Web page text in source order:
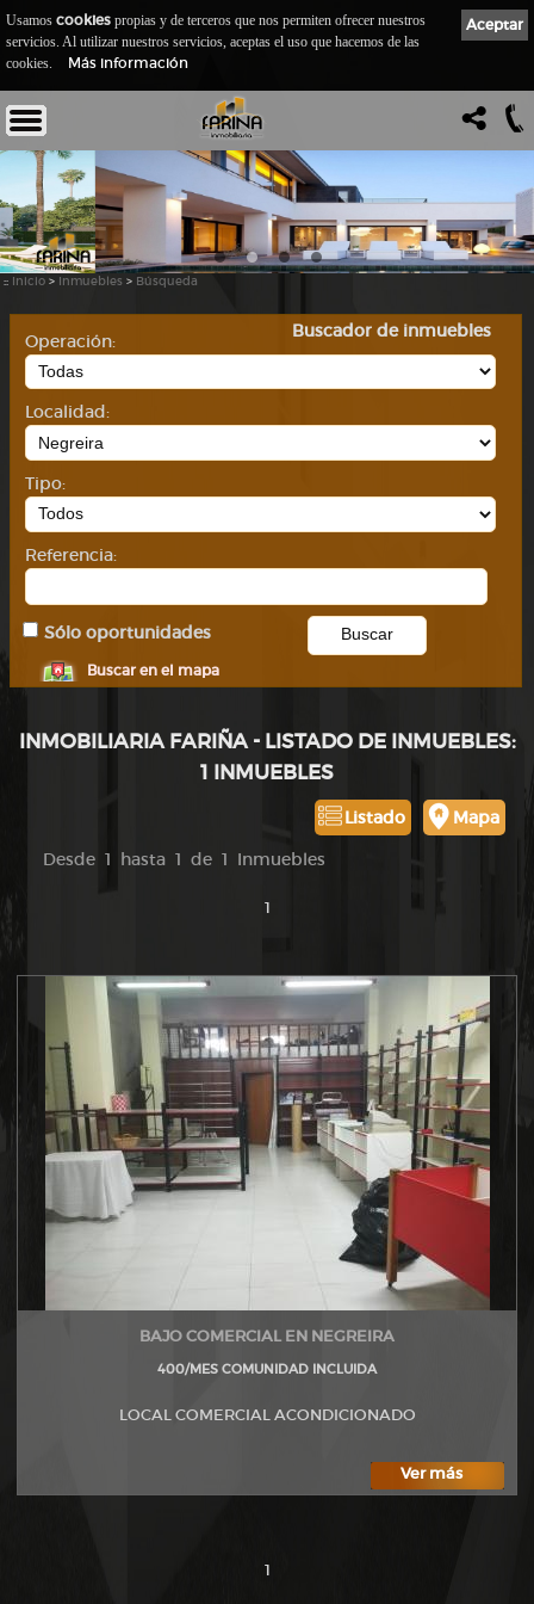
:: Inicio > Inmuebles > Búsqueda
Buscador de inmuebles
Operación:
Localidad:
Tipo:
Referencia:
Sólo oportunidades
Buscar en el mapa
INMOBILIARIA FARIÑA - LISTADO DE INMUEBLES:
1 INMUEBLES
Mapa
Listado
Desde 1 hasta 1 de 1 Inmuebles
1
BAJO COMERCIAL EN NEGREIRA
400/MES COMUNIDAD INCLUIDA
LOCAL COMERCIAL ACONDICIONADO
Ver más
1
Aceptar
Usamos cookies propias y de terceros que nos permiten ofrecer nuestros
servicios. Al utilizar nuestros servicios, aceptas el uso que hacemos de las
cookies.
Más información